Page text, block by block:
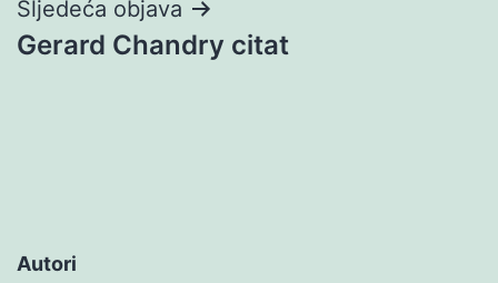
Sljedeća objava
Gerard Chandry citat
Autori